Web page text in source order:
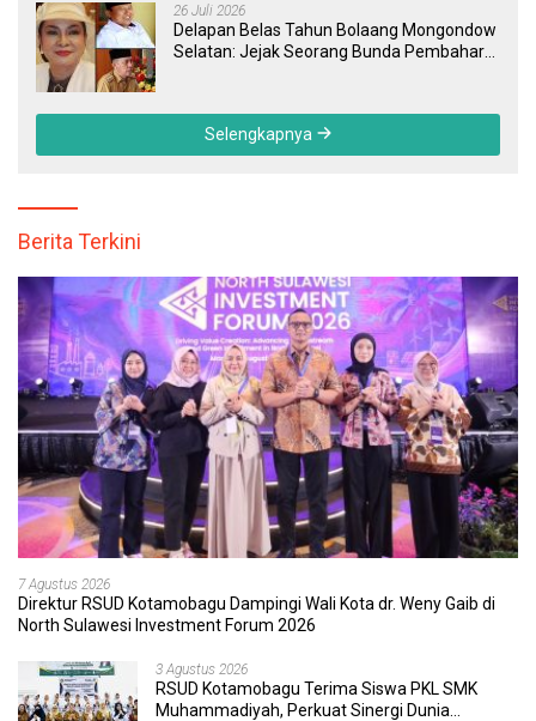
26 Juli 2026
Delapan Belas Tahun Bolaang Mongondow
Selatan: Jejak Seorang Bunda Pembaharu
Selengkapnya
Berita Terkini
7 Agustus 2026
Direktur RSUD Kotamobagu Dampingi Wali Kota dr. Weny Gaib di
North Sulawesi Investment Forum 2026
3 Agustus 2026
RSUD Kotamobagu Terima Siswa PKL SMK
Muhammadiyah, Perkuat Sinergi Dunia